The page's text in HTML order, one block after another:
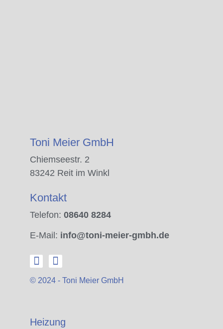
Toni Meier GmbH
Chiemseestr. 2
83242 Reit im Winkl
Kontakt
Telefon: 08640 8284
E-Mail: info@toni-meier-gmbh.de
© 2024 - Toni Meier GmbH
Heizung